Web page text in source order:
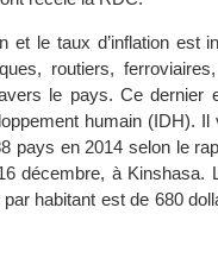
et le taux d’inflation est
routiers,
le pays. Ce dernier
humain (IDH).
pays en 2014 selon le
décembre, à Kinshasa.
habitant est de 680